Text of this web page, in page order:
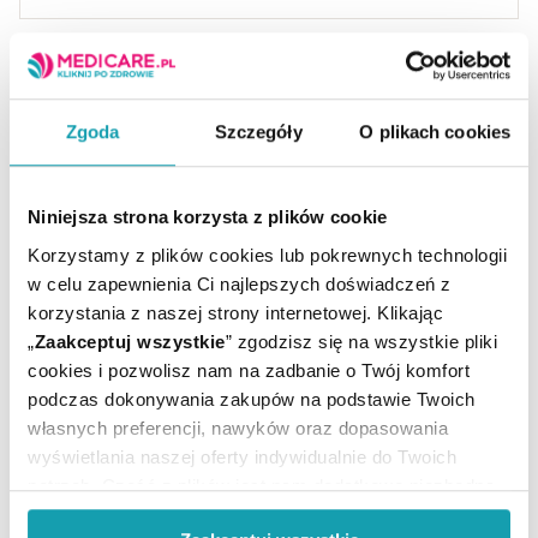
Zgoda Szczegóły O plikach cookies
Niniejsza strona korzysta z plików cookie
Korzystamy z plików cookies lub pokrewnych technologii
w celu zapewnienia Ci najlepszych doświadczeń z
korzystania z naszej strony internetowej. Klikając
„Zaakceptuj wszystkie” zgodzisz się na wszystkie pliki
cookies i pozwolisz nam na zadbanie o Twój komfort
podczas dokonywania zakupów na podstawie Twoich
własnych preferencji, nawyków oraz dopasowania
wyświetlania naszej oferty indywidualnie do Twoich
potrzeb. Część z plików jest nam dodatkowo niezbędna
do prawidłowego działania Portalu oraz jego
ARTYKUŁY
MOŻE CI SIĘ PRZYDAĆ